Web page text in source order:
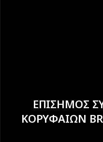
ΕΠΙΣΗΜΟΣ
ΚΟΡΥΦΑΙΩΝ